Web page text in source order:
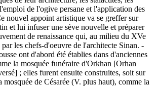
de l'ogive persane et l'application des
nouvel appoint artistique va se greffer sur
et lui infuser une sève nouvelle et préparer
de renaissance qui, au milieu du XVe
par les chefs-d'oeuvre de l'architecte Sinan. -
ont d'abord été établies dans d'anciennes
la mosquée funéraire d'Orkhan [Orhan
; elles furent ensuite construites, soit sur
mosquée de Césarée (V. plus haut), comme la